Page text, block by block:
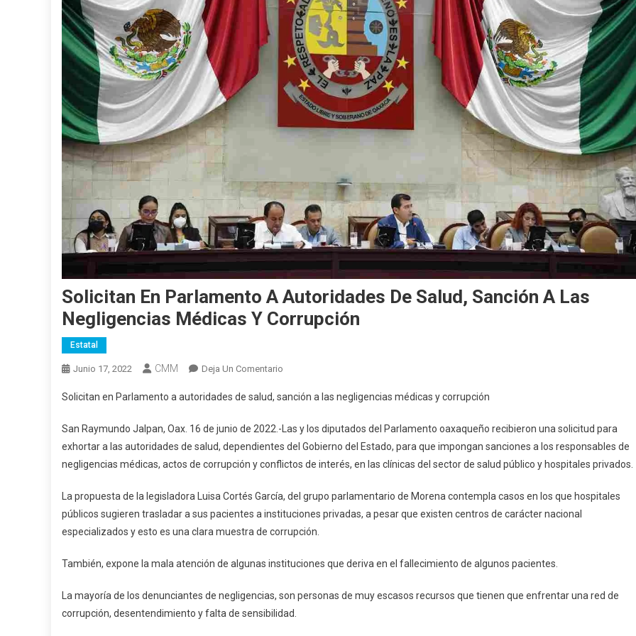
Solicitan En Parlamento A Autoridades De Salud, Sanción A Las
Negligencias Médicas Y Corrupción
Estatal
Junio 17, 2022 CMM Deja Un Comentario
En
A
Autoridades
De
Sanción
A
Las
Médicas
Corrupción
Solicitan en Parlamento a autoridades de salud, sanción a las negligencias médicas y corrupción
San Raymundo Jalpan, Oax. 16 de junio de 2022.-Las y los diputados del Parlamento oaxaqueño recibieron una solicitud para
exhortar a las autoridades de salud, dependientes del Gobierno del Estado, para que impongan sanciones a los responsables de
negligencias médicas, actos de corrupción y conflictos de interés, en las clínicas del sector de salud público y hospitales privados.
La propuesta de la legisladora Luisa Cortés García, del grupo parlamentario de Morena contempla casos en los que hospitales
públicos sugieren trasladar a sus pacientes a instituciones privadas, a pesar que existen centros de carácter nacional
especializados y esto es una clara muestra de corrupción.
También, expone la mala atención de algunas instituciones que deriva en el fallecimiento de algunos pacientes.
La mayoría de los denunciantes de negligencias, son personas de muy escasos recursos que tienen que enfrentar una red de
corrupción, desentendimiento y falta de sensibilidad.